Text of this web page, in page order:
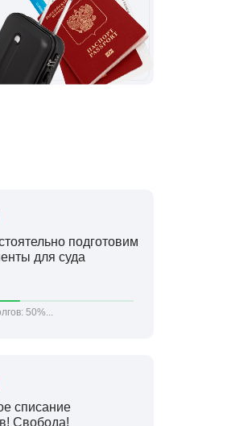
подготовим
для суда
50%...
списание
Свобода!